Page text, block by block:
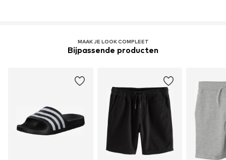
MAAK JE LOOK COMPLEET
Bijpassende producten